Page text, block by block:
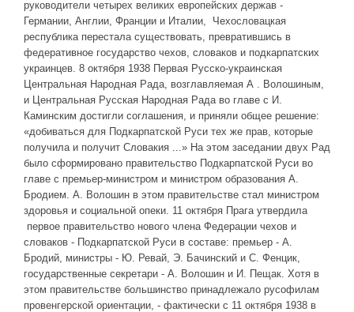
руководители четырех великих европейских держав -
Германии, Англии, Франции и Италии, Чехословацкая
республика перестала существовать, превратившись в
федеративное государство чехов, словаков и подкарпатских
украинцев. 8 октября 1938 Первая Русско-украинская
Центральная Народная Рада, возглавляемая А . Волошиным,
и Центральная Русская Народная Рада во главе с И.
Каминским достигли соглашения, и приняли общее решение:
«добиваться для Подкарпатской Руси тех же прав, которые
получила и получит Словакия ...» На этом заседании двух Рад
было сформировано правительство Подкарпатской Руси во
главе с премьер-министром и министром образования А.
Бродием. А. Волошин в этом правительстве стал министром
здоровья и социальной опеки. 11 октября Прага утвердила
первое правительство нового члена Федерации чехов и
словаков - Подкарпатской Руси в составе: премьер - А.
Бродий, министры - Ю. Ревай, Э. Бачинский и С. Фенцик,
государственные секретари - А. Волошин и И. Пещак. Хотя в
этом правительстве большинство принадлежало русофилам
провенгерской ориентации, - фактически с 11 октября 1938 в